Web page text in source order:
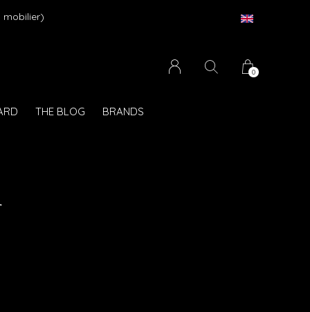
THE BLOG BRANDS
0
mobilier)